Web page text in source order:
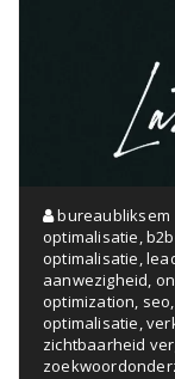
bureaubliksem
optimalisatie,
optimalisatie,
aanwezigheid,
optimization, seo,
optimalisatie,
zichtbaarheid